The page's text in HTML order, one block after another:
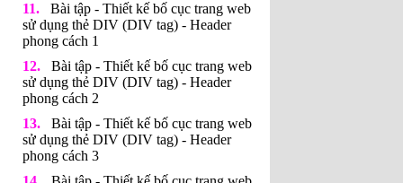
Bài tập - Thiết kế bố cục trang web
sử dụng thẻ DIV (DIV tag) - Header
phong cách 1
Bài tập - Thiết kế bố cục trang web
sử dụng thẻ DIV (DIV tag) - Header
phong cách 2
Bài tập - Thiết kế bố cục trang web
sử dụng thẻ DIV (DIV tag) - Header
phong cách 3